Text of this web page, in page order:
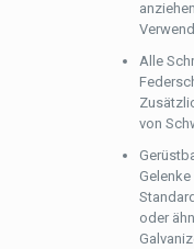
Alle
von
oder